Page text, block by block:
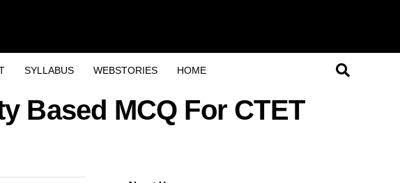
SYLLABUS WEBSTORIES HOME
Based MCQ For CTET